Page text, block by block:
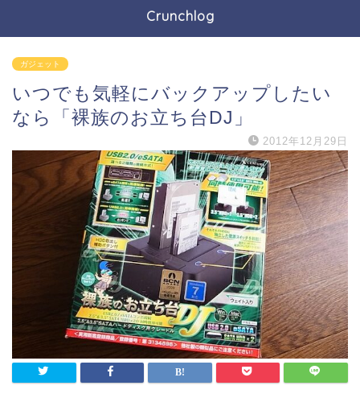
Crunchlog
ガジェット
いつでも気軽にバックアップしたい
なら「裸族のお立ち台DJ」
2012年12月29日